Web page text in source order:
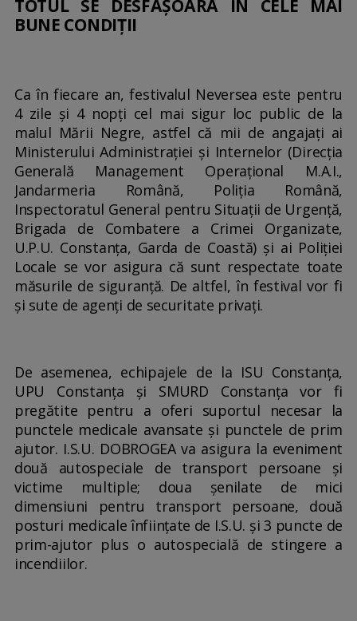
TOTUL SE DESFĂȘOARĂ ÎN CELE MAI
BUNE CONDIȚII
Ca în fiecare an, festivalul Neversea este pentru
4 zile și 4 nopți cel mai sigur loc public de la
malul Mării Negre, astfel că mii de angajați ai
Ministerului Administrației și Internelor (Direcția
Generală Management Operațional M.A.I.,
Jandarmeria Română, Poliția Română,
Inspectoratul General pentru Situații de Urgență,
Brigada de Combatere a Crimei Organizate,
U.P.U. Constanța, Garda de Coastă) și ai Poliției
Locale se vor asigura că sunt respectate toate
măsurile de siguranță. De altfel, în festival vor fi
și sute de agenți de securitate privați.
De asemenea, echipajele de la ISU Constanța,
UPU Constanța și SMURD Constanța vor fi
pregătite pentru a oferi suportul necesar la
punctele medicale avansate și punctele de prim
ajutor. I.S.U. DOBROGEA va asigura la eveniment
două autospeciale de transport persoane și
victime multiple; doua șenilate de mici
dimensiuni pentru transport persoane, două
posturi medicale înființate de I.S.U. și 3 puncte de
prim-ajutor plus o autospecială de stingere a
incendiilor.